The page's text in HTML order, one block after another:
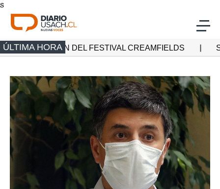
s
Click acá para ir directamente al contenido
ÚLTIMA HORA
DEL FESTIVAL CREAMFIELDS SEMANA
Actualidad
Investigación
Deporte
Multimedia
Programas Radio Usach